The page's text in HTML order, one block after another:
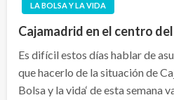
LA BOLSA Y LA VIDA
Cajamadrid en el centro
Es difícil estos días hablar de
que hacerlo de la situación de
Bolsa y la vida‘ de esta semana